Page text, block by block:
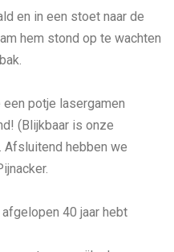
en in een stoet naar de
hem stond op te wachten
potje lasergamen
(Blijkbaar is onze
Afsluitend hebben we
40 jaar hebt